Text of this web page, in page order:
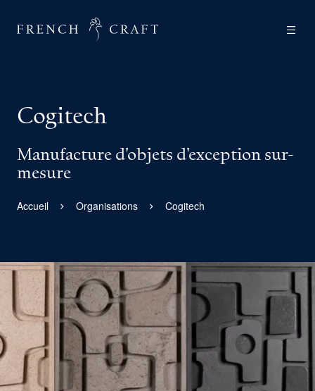
Cogitech
Manufacture d'objets d'exception sur-
mesure
Accueil Organisations Cogitech
Agrandir